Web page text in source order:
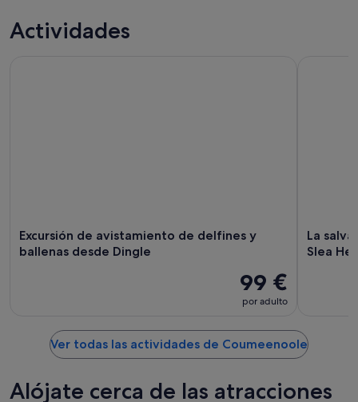
Actividades
Excursión de avistamiento de delfines y
ballenas desde Dingle
99 €
por adulto
La
Slea
Ver todas las actividades de Coumeenoole
Alójate cerca de las atracciones